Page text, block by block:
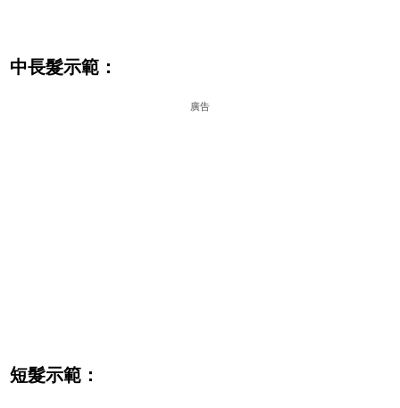
中長髮示範：
廣告
短髮示範：